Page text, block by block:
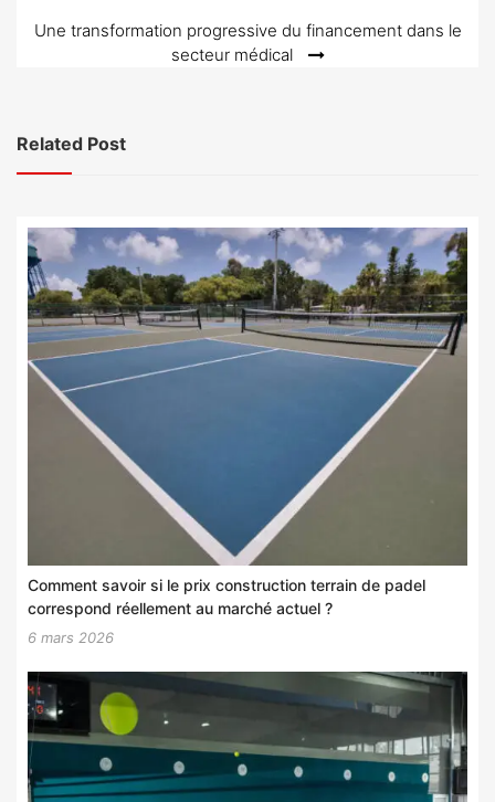
l’article
Une transformation progressive du financement dans le
secteur médical
Related Post
Comment savoir si le prix construction terrain de padel
correspond réellement au marché actuel ?
6 mars 2026